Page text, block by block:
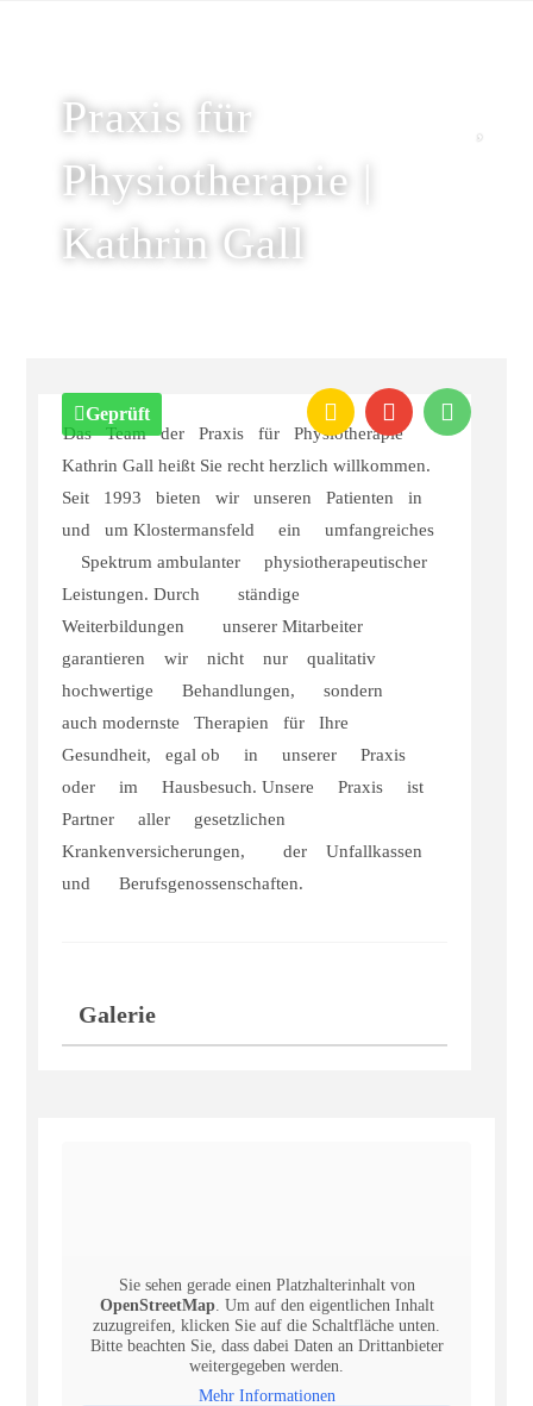
Praxis für
Physiotherapie |
Kathrin Gall
Geprüft
Das Team der Praxis für
Physiotherapie
KathrinGall heißt Sie recht herzlich willkommen.
Seit
1993 bieten wir unseren Patienten
in
und
umKlostermansfeld ein
umfangreiches
Spektrumambulanter
physiotherapeutischer
Leistungen.Durch
ständige
Weiterbildungen
unsererMitarbeiter
garantieren
wir nicht nur
qualitativ
hochwertige
Behandlungen,
sondern
auchmodernste Therapien für
Ihre
Gesundheit,
egalob in unserer
Praxis
oder
im Hausbesuch.Unsere Praxis
ist
Partner
aller
gesetzlichen
Krankenversicherungen,
der
Unfallkassen
und
Berufsgenossenschaften.
Galerie
Sie sehen gerade einen Platzhalterinhalt von
OpenStreetMap. Um auf den eigentlichen Inhalt
zuzugreifen, klicken Sie auf die Schaltfläche unten.
Bitte beachten Sie, dass dabei Daten an Drittanbieter
weitergegeben werden.
Mehr Informationen